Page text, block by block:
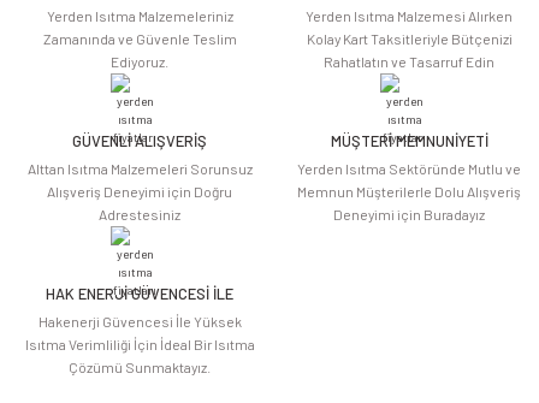
Ürün açıklamasında eksik bilgiler bulunuyor.
Ürün bilgilerinde hatalar bulunuyor.
Ürün fiyatı diğer sitelerden daha pahalı.
Bu ürüne benzer farklı alternatifler olmalı.
Yerden Isıtma Malzemeleriniz
Zamanında ve Güvenle Teslim
Ediyoruz.
Yerden Isıtma Malzemesi Alırken
Kolay Kart Taksitleriyle Bütçenizi
Rahatlatın ve Tasarruf Edin
GÜVENLİ ALIŞVERİŞ
Alttan Isıtma Malzemeleri Sorunsuz
Alışveriş Deneyimi için Doğru
Adrestesiniz
MÜŞTERİ MEMNUNİYETİ
Yerden Isıtma Sektöründe Mutlu ve
Memnun Müşterilerle Dolu Alışveriş
Deneyimi için Buradayız
HAK ENERJİ GÜVENCESİ İLE
Hakenerji Güvencesi İle Yüksek
Isıtma Verimliliği İçin İdeal Bir Isıtma
Çözümü Sunmaktayız.